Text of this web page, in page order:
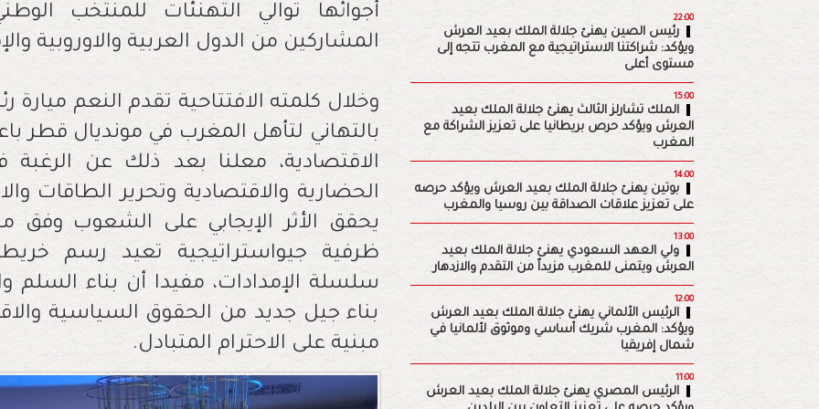
أجوائها توالي التهنئات للمنتخب
المشاركين من الدول العربية والاوروبية
وخلال كلمته الافتتاحية تقدم النعم
بالتهاني لتأهل المغرب في مونديال قطر
الاقتصادية، معلنا بعد ذلك عن
الحضارية والاقتصادية وتحرير الطاقات
يحقق الأثر الإيجابي على الشعوب
ظرفية جيواستراتيجية تعيد رسم
سلسلة الإمدادات، مفيدا أن بناء السلم
بناء جيل جديد من الحقوق السياسية
مبنية على الاحترام المتبادل.
22:00
رئيس الصين يهنئ جلالة الملك بعيد العرش
ويؤكد: شراكتنا الاستراتيجية مع المغرب تتجه إلى
مستوى أعلى
15:00
الملك تشارلز الثالث يهنئ جلالة الملك بعيد
العرش ويؤكد حرص بريطانيا على تعزيز الشراكة مع
المغرب
14:00
بوتين يهنئ جلالة الملك بعيد العرش ويؤكد حرصه
على تعزيز علاقات الصداقة بين روسيا والمغرب
13:00
ولي العهد السعودي يهنئ جلالة الملك بعيد
العرش ويتمنى للمغرب مزيداً من التقدم والازدهار
12:00
الرئيس الألماني يهنئ جلالة الملك بعيد العرش
ويؤكد: المغرب شريك أساسي وموثوق لألمانيا في
شمال إفريقيا
11:00
الرئيس المصري يهنئ جلالة الملك بعيد العرش